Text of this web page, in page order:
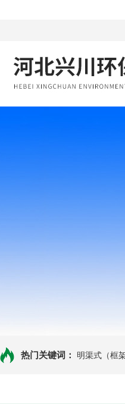
热门关键词： 明渠式（框